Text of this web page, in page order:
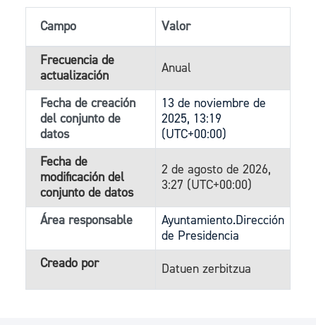
Campo Valor
Frecuencia de
actualización
Anual
Fecha de creación
del conjunto de
datos
13 de noviembre de
2025, 13:19
(UTC+00:00)
Fecha de
modificación del
conjunto de datos
2 de agosto de 2026,
3:27 (UTC+00:00)
Área responsable
Ayuntamiento.Dirección
de Presidencia
Creado por
Datuen zerbitzua